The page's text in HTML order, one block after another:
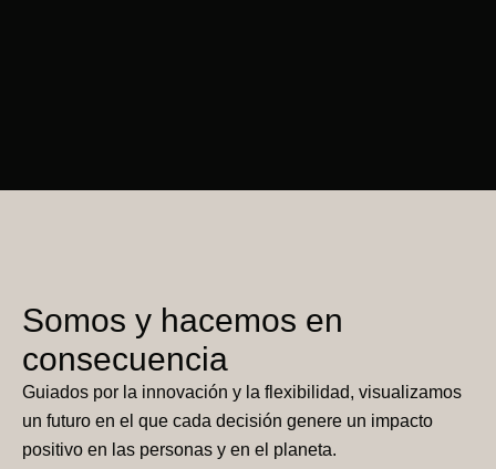
Somos y hacemos en
consecuencia
Guiados por la innovación y la flexibilidad, visualizamos
un futuro en el que cada decisión genere un impacto
positivo en las personas y en el planeta.